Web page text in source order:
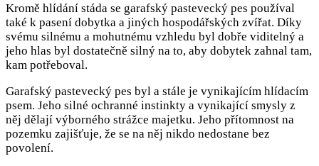
Kromě hlídání stáda se garafský pastevecký pes používal
také k pasení dobytka a jiných hospodářských zvířat. Díky
svému silnému a mohutnému vzhledu byl dobře viditelný a
jeho hlas byl dostatečně silný na to, aby dobytek zahnal tam,
kam potřeboval.
Garafský pastevecký pes byl a stále je vynikajícím hlídacím
psem. Jeho silné ochranné instinkty a vynikající smysly z
něj dělají výborného strážce majetku. Jeho přítomnost na
pozemku zajišťuje, že se na něj nikdo nedostane bez
povolení.